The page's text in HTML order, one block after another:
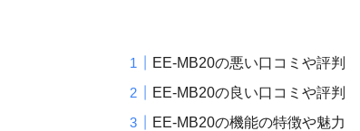
EE-MB20の悪い口コミや評判
EE-MB20の良い口コミや評判
EE-MB20の機能の特徴や魅力